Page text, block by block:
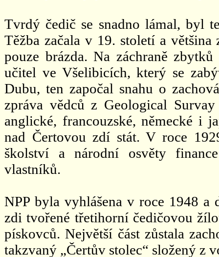
Tvrdý čedič se snadno lámal, byl
Těžba začala v 19. století a
pouze brázda. Na záchraně
učitel ve Všelibicích, který se
Dubu, ten započal snahu o
zpráva vědců z Geological
anglické, francouzské, německé i
nad Čertovou zdí stát. V roce
školství a národní osvěty
vlastníků.
NPP byla vyhlášena v roce 1948 a
zdi tvořené třetihorní čedičovou
pískovců. Největší část zůstala
takzvaný „Čertův stolec“ složený z